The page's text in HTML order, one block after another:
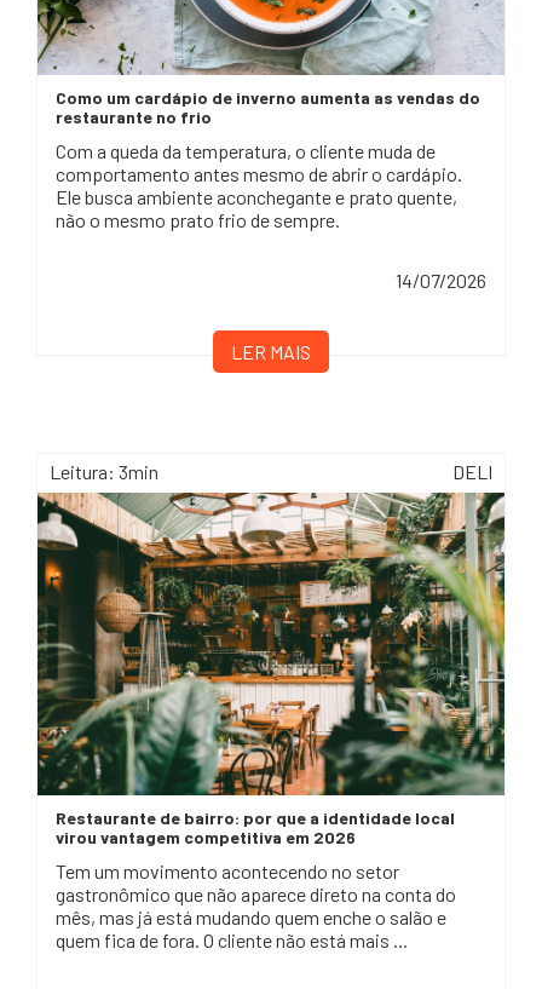
Como um cardápio de inverno aumenta as vendas do
restaurante no frio
Com a queda da temperatura, o cliente muda de
comportamento antes mesmo de abrir o cardápio.
Ele busca ambiente aconchegante e prato quente,
não o mesmo prato frio de sempre.
14/07/2026
LER MAIS
Leitura: 3min DELI
Restaurante de bairro: por que a identidade local
virou vantagem competitiva em 2026
Tem um movimento acontecendo no setor
gastronômico que não aparece direto na conta do
mês, mas já está mudando quem enche o salão e
quem fica de fora. O cliente não está mais ...